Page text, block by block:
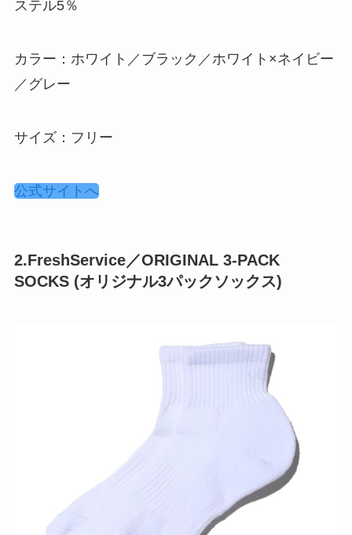
ステル5％
カラー：ホワイト／ブラック／ホワイト×ネイビー
／グレー
サイズ：フリー
公式サイトへ
2.FreshService／ORIGINAL 3-PACK
SOCKS (オリジナル3パックソックス)